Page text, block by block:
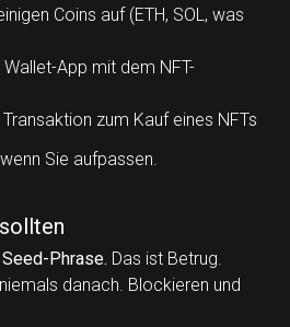
Coins auf (ETH, SOL, was
App mit dem NFT-
zum Kauf eines NFTs
Sie aufpassen.
Phrase. Das ist Betrug.
danach. Blockieren und